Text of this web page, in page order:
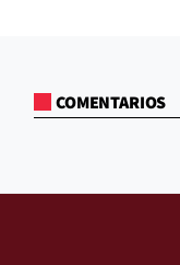
COMENTARIOS